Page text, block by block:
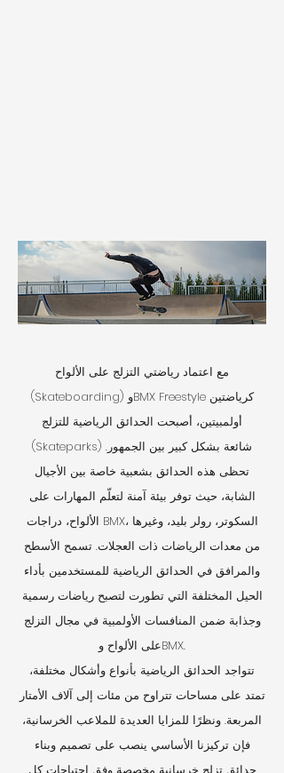
مع اعتماد رياضتي التزلج على الألواح
(Skateboarding) وBMX Freestyle كرياضتين
أولمبيتين، أصبحت الحدائق الرياضية للتزلج
(Skateparks) شائعة بشكل كبير بين الجمهور.
تحظى هذه الحدائق بشعبية خاصة بين الأجيال
الشابة، حيث توفر بيئة آمنة لتعلّم المهارات على
الألواح، دراجات BMX، السكوتر، رولر بليد، وغيرها
من معدات الرياضات ذات العجلات. تسمح الأسطح
والمرافق في الحدائق الرياضية للمستخدمين بأداء
الحيل المختلفة التي تطورت لتصبح رياضات رسمية
وجذابة ضمن المنافسات الأولمبية في مجال التزلج
على الألواح وBMX.
تتواجد الحدائق الرياضية بأنواع وأشكال مختلفة،
تمتد على مساحات تتراوح من مئات إلى آلاف الأمتار
المربعة. ونظرًا للمزايا العديدة للملاعب الخرسانية،
فإن تركيزنا الأساسي ينصب على تصميم وبناء